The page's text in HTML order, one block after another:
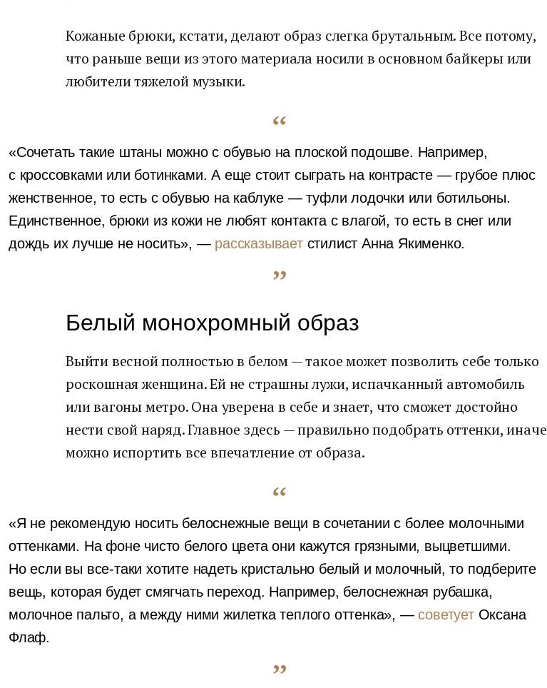
Кожаные брюки, кстати, делают образ слегка брутальным. Все потому,
что раньше вещи из этого материала носили в основном байкеры или
любители тяжелой музыки.
«Сочетать такие штаны можно с обувью на плоской подошве. Например,
с кроссовками или ботинками. А еще стоит сыграть на контрасте — грубое плюс
женственное, то есть с обувью на каблуке — туфли лодочки или ботильоны.
Единственное, брюки из кожи не любят контакта с влагой, то есть в снег или
дождь их лучше не носить», — рассказывает стилист Анна Якименко.
Белый монохромный образ
Выйти весной полностью в белом — такое может позволить себе только
роскошная женщина. Ей не страшны лужи, испачканный автомобиль
или вагоны метро. Она уверена в себе и знает, что сможет достойно
нести свой наряд. Главное здесь — правильно подобрать оттенки, иначе
можно испортить все впечатление от образа.
«Я не рекомендую носить белоснежные вещи в сочетании с более молочными
оттенками. На фоне чисто белого цвета они кажутся грязными, выцветшими.
Но если вы все-таки хотите надеть кристально белый и молочный, то подберите
вещь, которая будет смягчать переход. Например, белоснежная рубашка,
молочное пальто, а между ними жилетка теплого оттенка», —советует Оксана
Флаф.